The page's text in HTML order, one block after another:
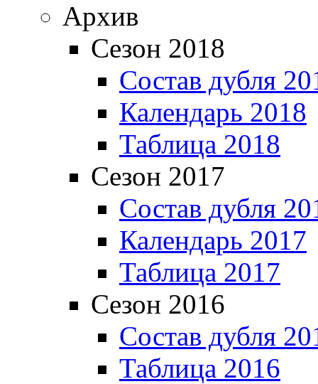
Архив
Сезон 2018
Состав дубля
Календарь 2018
Таблица 2018
Сезон 2017
Состав дубля
Календарь 2017
Таблица 2017
Сезон 2016
Состав дубля
Таблица 2016